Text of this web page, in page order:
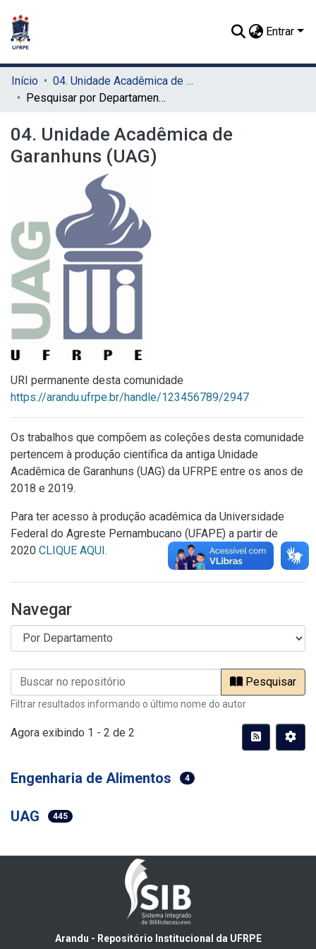
Entrar
Início
04. Unidade Acadêmica de Garanhuns (UAG)
Pesquisar por Departamento
04. Unidade Acadêmica de
Garanhuns (UAG)
URI permanente desta comunidade
https://arandu.ufrpe.br/handle/123456789/2947
Os trabalhos que compõem as coleções desta comunidade
pertencem à produção científica da antiga Unidade
Acadêmica de Garanhuns (UAG) da UFRPE entre os anos de
2018 e 2019.
Para ter acesso à produção acadêmica da Universidade
Federal do Agreste Pernambucano (UFAPE) a partir de
2020 CLIQUE AQUI.
Navegar
Pesquisar
Filtrar resultados informando o último nome do autor
Agora exibindo 1 - 2 de 2
Engenharia de Alimentos 4
UAG 445
Arandu - Repositório Institucional da UFRPE